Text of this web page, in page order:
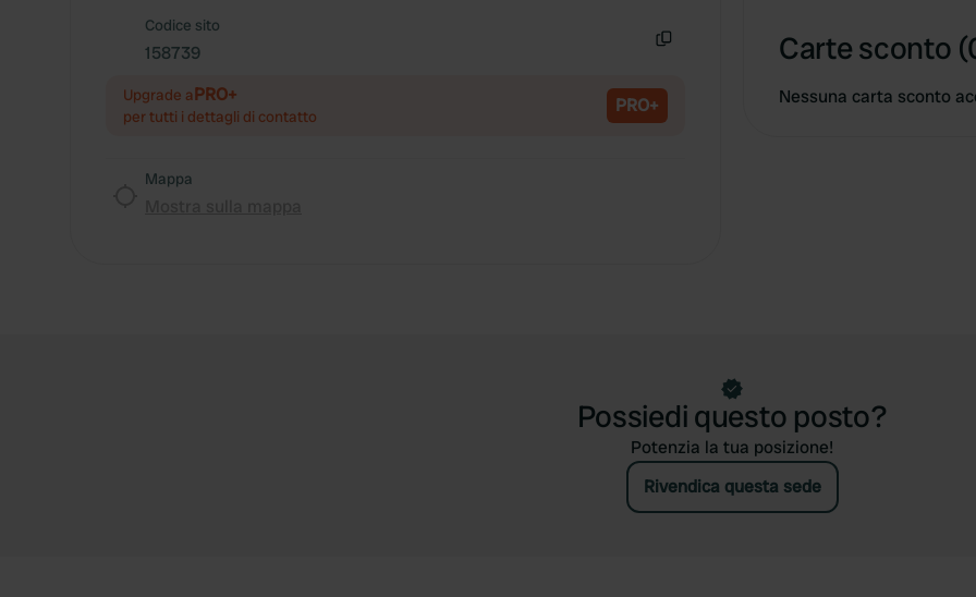
Codice sito
158739
Upgrade aPRO+
per tutti i dettagli di contatto PRO+
Mappa
Carte sconto
Nessuna carta sconto
Possiedi questo posto?
Potenzia la tua posizione!
Rivendica questa sede